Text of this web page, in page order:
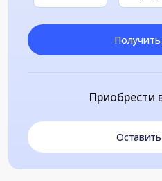
Приобрести
Оставить